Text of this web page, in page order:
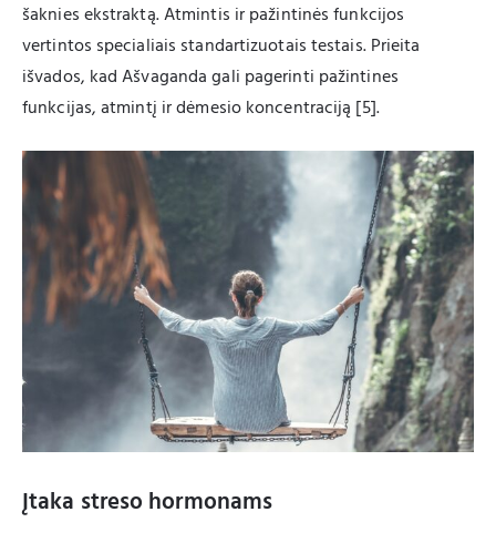
šaknies ekstraktą. Atmintis ir pažintinės funkcijos
vertintos specialiais standartizuotais testais. Prieita
išvados, kad Ašvaganda gali pagerinti pažintines
funkcijas, atmintį ir dėmesio koncentraciją [5].
Įtaka streso hormonams